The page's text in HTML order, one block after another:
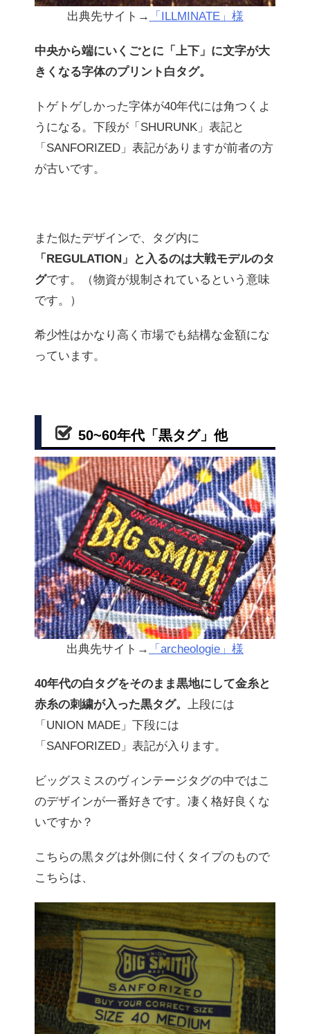
出典先サイト→ 「ILLMINATE」様
中央から端にいくごとに「上下」に文字が大
きくなる字体のプリント白タグ。
トゲトゲしかった字体が40年代には角つくよ
うになる。下段が「SHURUNK」表記と
「SANFORIZED」表記がありますが前者の方
が古いです。
また似たデザインで、タグ内に
「REGULATION」と入るのは大戦モデルのタ
グです。（物資が規制されているという意味
です。）
希少性はかなり高く市場でも結構な金額にな
っています。
50~60年代「黒タグ」他
出典先サイト→ 「archeologie」様
40年代の白タグをそのまま黒地にして金糸と
赤糸の刺繍が入った黒タグ。 上段には
「UNION MADE」下段には
「SANFORIZED」表記が入ります。
ビッグスミスのヴィンテージタグの中ではこ
のデザインが一番好きです。凄く格好良くな
いですか？
こちらの黒タグは外側に付くタイプのもので
こちらは、